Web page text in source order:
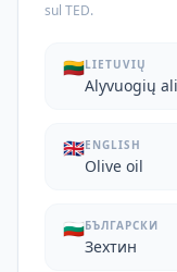
sul TED.
🇱🇹LIETUVIŲ
Alyvuogių
🇬🇧ENGLISH
Olive oil
🇧🇬БЪЛГАРСКИ
Зехтин